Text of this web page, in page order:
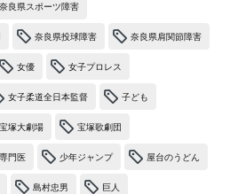
奈良県スポーツ障害
奈良県投球障害 奈良県肩関節障害
女優 女子プロレス
女子柔道全日本監督 子ども
宝塚大劇場 宝塚歌劇団
専門医 少年ジャンプ 屋台のうどん
島村忠男 巨人